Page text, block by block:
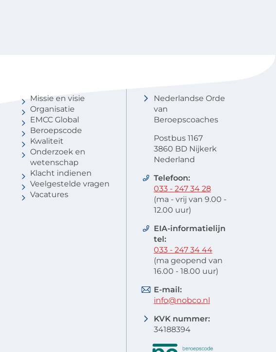
Missie en visie
Organisatie
EMCC Global
Beroepscode
Kwaliteit
Onderzoek en
wetenschap
Klacht indienen
Veelgestelde vragen
Vacatures
Nederlandse Orde
van
Beroepscoaches
Postbus 1167
3860 BD Nijkerk
Nederland
Telefoon:
033 - 247 34 28
(ma - vrij van 9.00 -
12.00 uur)
EIA-informatielijn
tel:
033 - 247 34 44
(ma geopend van
16.00 - 18.00 uur)
E-mail:
info@nobco.nl
KVK nummer:
34188394